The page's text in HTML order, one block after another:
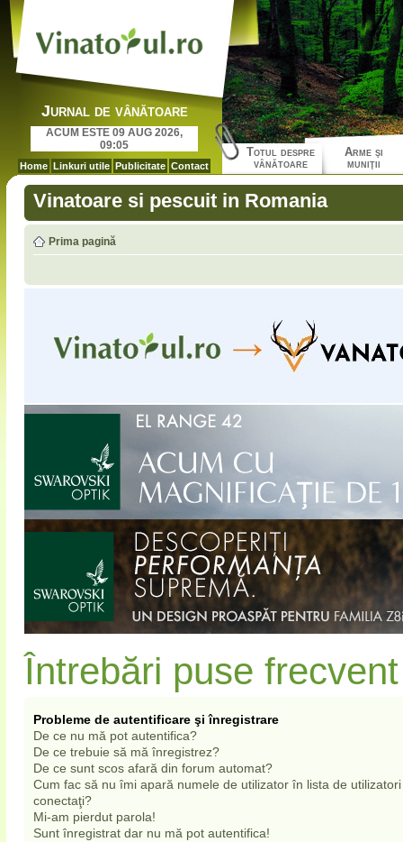
Jurnal de vânătoare
ACUM ESTE 09 AUG 2026,
09:05
Home Linkuri utile Publicitate Contact
Totul despre
vânătoare
Arme şi
muniţii
Vinatoare si pescuit in Romania
Prima pagină
Întrebări puse frecvent
Probleme de autentificare şi înregistrare
De ce nu mă pot autentifica?
De ce trebuie să mă înregistrez?
De ce sunt scos afară din forum automat?
Cum fac să nu îmi apară numele de utilizator în lista de utilizatori
conectaţi?
Mi-am pierdut parola!
Sunt înregistrat dar nu mă pot autentifica!